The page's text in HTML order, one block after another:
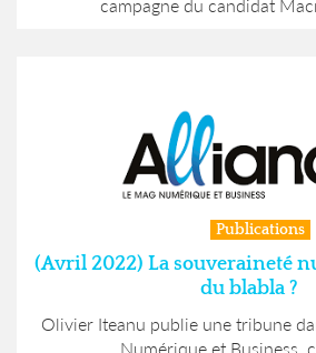
campagne du candidat
Publications
(Avril 2022) La souveraineté
du blabla ?
Olivier Iteanu publie une tribune
Numérique et Business,